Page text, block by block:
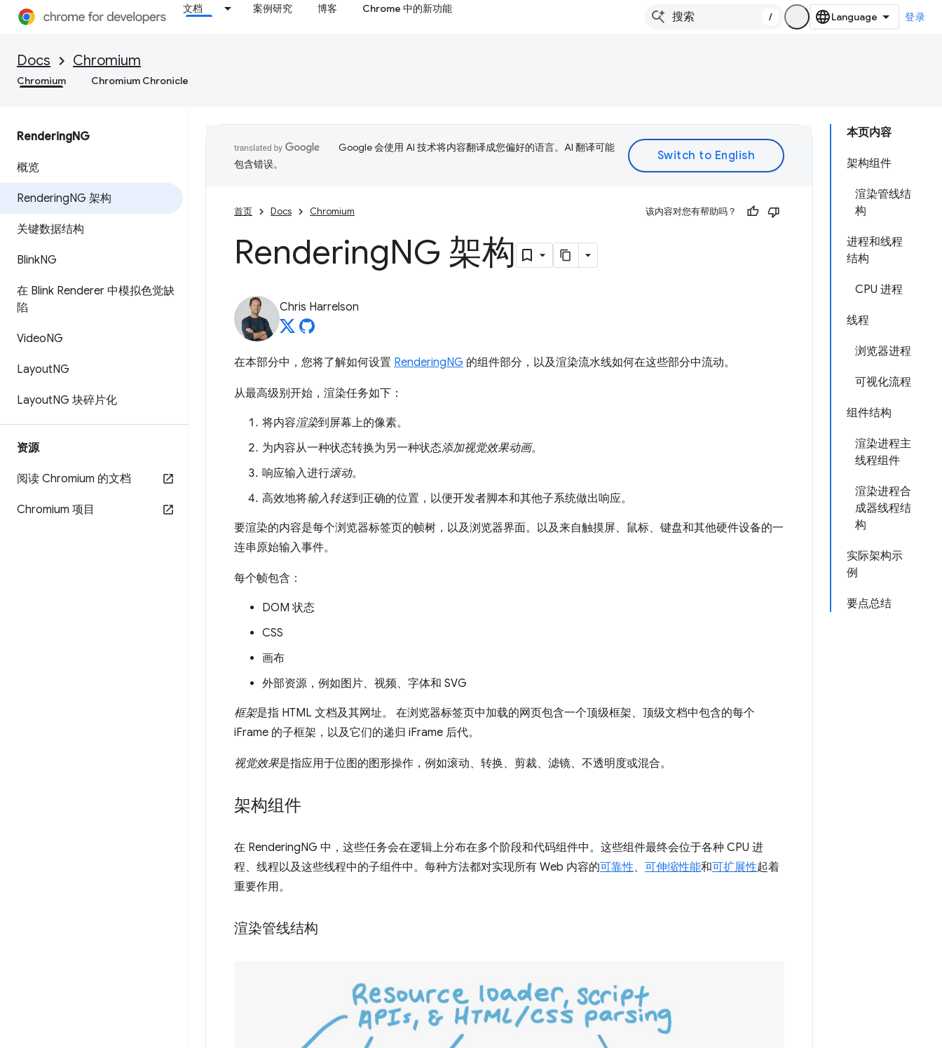
文档 案例研究 博客 Chrome 中的新功能
/ 登录
Docs Chromium
Chromium Chromium Chronicle
RenderingNG
概览
RenderingNG 架构
关键数据结构
BlinkNG
在 Blink Renderer 中模拟色觉缺
陷
VideoNG
LayoutNG
LayoutNG 块碎片化
资源
阅读 Chromium 的文档
Chromium 项目
本页内容
架构组件
渲染管线结
构
进程和线程
结构
CPU 进程
线程
浏览器进程
可视化流程
组件结构
渲染进程主
线程组件
渲染进程合
成器线程结
构
实际架构示
例
要点总结
Google 会使用 AI 技术将内容翻译成您偏好的语言。AI 翻译可能
包含错误。
首页 Docs Chromium 该内容对您有帮助吗？
RenderingNG 架构
Chris Harrelson
在本部分中，您将了解如何设置 RenderingNG 的组件部分，以及渲染流水线如何在这些部分中流动。
从最高级别开始，渲染任务如下：
将内容渲染到屏幕上的像素。
为内容从一种状态转换为另一种状态添加视觉效果动画。
响应输入进行滚动。
高效地将输入转送到正确的位置，以便开发者脚本和其他子系统做出响应。
要渲染的内容是每个浏览器标签页的帧树，以及浏览器界面。以及来自触摸屏、鼠标、键盘和其他硬件设备的一
连串原始输入事件。
每个帧包含：
DOM 状态
CSS
画布
外部资源，例如图片、视频、字体和 SVG
框架是指 HTML 文档及其网址。 在浏览器标签页中加载的网页包含一个顶级框架、顶级文档中包含的每个
iFrame 的子框架，以及它们的递归 iFrame 后代。
视觉效果是指应用于位图的图形操作，例如滚动、转换、剪裁、滤镜、不透明度或混合。
架构组件
在 RenderingNG 中，这些任务会在逻辑上分布在多个阶段和代码组件中。这些组件最终会位于各种 CPU 进
程、线程以及这些线程中的子组件中。每种方法都对实现所有 Web 内容的可靠性、 可伸缩性能和可扩展性起着
重要作用。
渲染管线结构